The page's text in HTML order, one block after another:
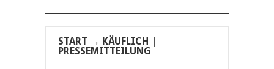
START → KÄUFLICH
PRESSEMITTEILUNG